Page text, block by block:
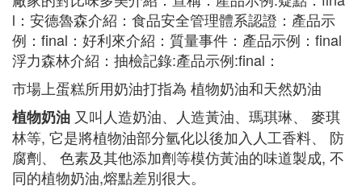
l：安德魯森介紹：食品安全管理體系認證：產品示
例：final：好利來介紹：質量事件：產品示例：final
浮力森林介紹：抽檢記錄:產品示例:final：
市場上蛋糕所用奶油打指為 植物奶油和天然奶油
植物奶油 又叫人造奶油、人造黃油、瑪琪琳、 麥琪
林等, 它是將植物油部分氫化以後加入人工香料、 防
腐劑、 色素及其他添加劑等模仿黃油的味道製成, 不
同的植物奶油,熔點差別很大。